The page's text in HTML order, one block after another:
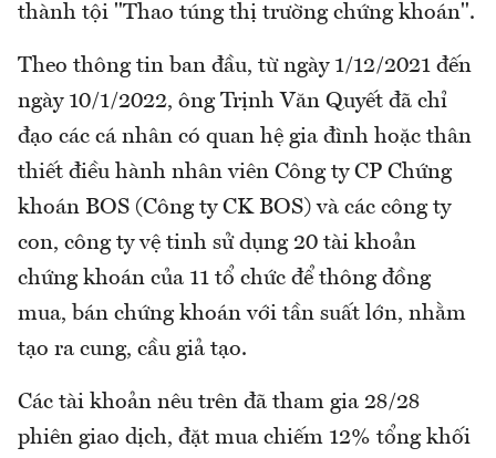
thành tội "Thao túng thị trường chứng khoán".
Theo thông tin ban đầu, từ ngày 1/12/2021 đến
ngày 10/1/2022, ông Trịnh Văn Quyết đã chỉ
đạo các cá nhân có quan hệ gia đình hoặc thân
thiết điều hành nhân viên Công ty CP Chứng
khoán BOS (Công ty CK BOS) và các công ty
con, công ty vệ tinh sử dụng 20 tài khoản
chứng khoán của 11 tổ chức để thông đồng
mua, bán chứng khoán với tần suất lớn, nhằm
tạo ra cung, cầu giả tạo.
Các tài khoản nêu trên đã tham gia 28/28
phiên giao dịch, đặt mua chiếm 12% tổng khối